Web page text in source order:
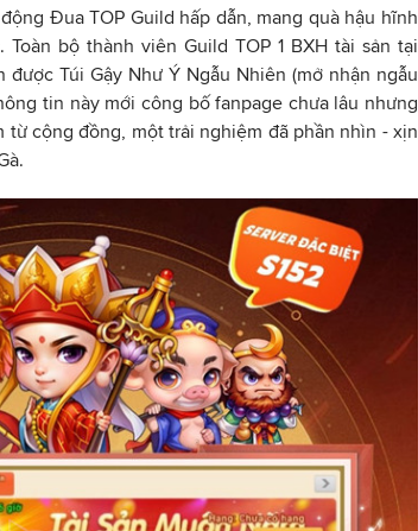
Đua TOP Guild hấp dẫn, mang quà hậu hĩnh
bộ thành viên Guild TOP 1 BXH tài sản tại
Túi Gậy Như Ý Ngẫu Nhiên (mở nhận ngẫu
tin này mới công bố fanpage chưa lâu nhưng
từ cộng đồng, một trải nghiệm đã phần nhìn - xịn